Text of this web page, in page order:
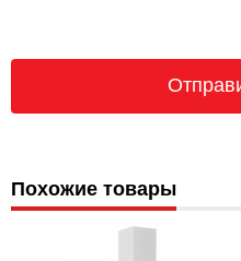
Похожие товары